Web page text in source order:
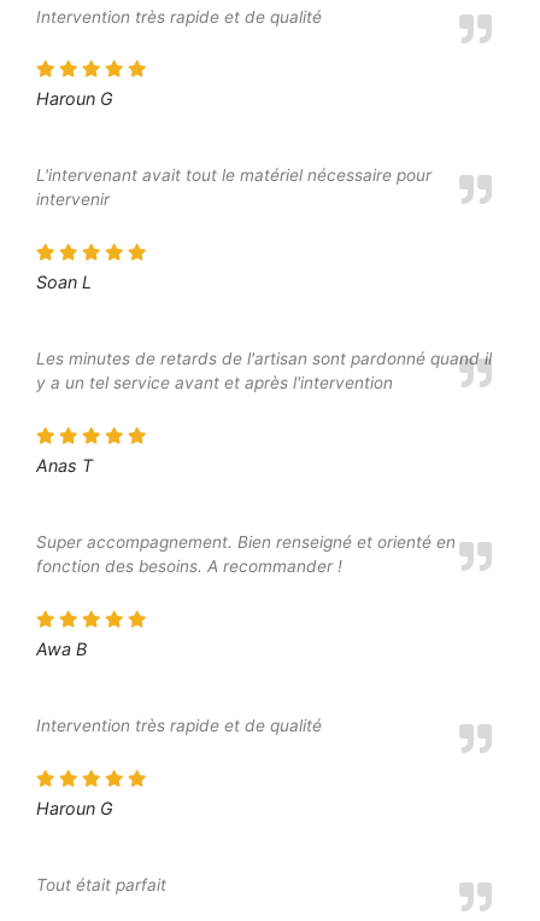
Intervention très rapide et de qualité
Haroun G
L'intervenant avait tout le matériel nécessaire pour
intervenir
Soan L
Les minutes de retards de l'artisan sont pardonné quand il
y a un tel service avant et après l'intervention
Anas T
Super accompagnement. Bien renseigné et orienté en
fonction des besoins. A recommander !
Awa B
Intervention très rapide et de qualité
Haroun G
Tout était parfait